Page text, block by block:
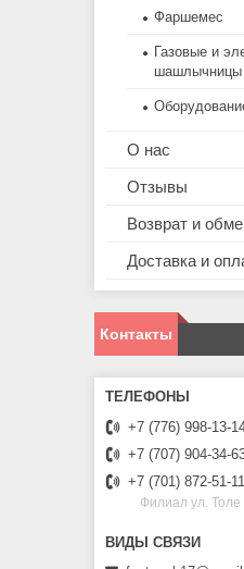
Фаршемес
Газовые и
шашлычницы
О нас
Отзывы
Возврат и
Доставка и
Контакты
+7 (776) 998-13-
+7 (707) 904-34-
+7 (701) 872-51-11
Филиал ул.